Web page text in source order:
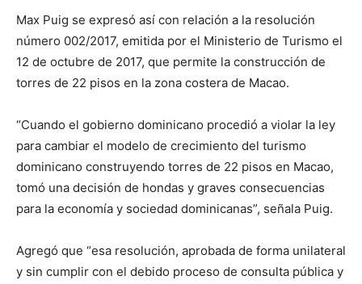
Max Puig se expresó así con relación a la resolución
número 002/2017, emitida por el Ministerio de Turismo el
12 de octubre de 2017, que permite la construcción de
torres de 22 pisos en la zona costera de Macao.
“Cuando el gobierno dominicano procedió a violar la ley
para cambiar el modelo de crecimiento del turismo
dominicano construyendo torres de 22 pisos en Macao,
tomó una decisión de hondas y graves consecuencias
para la economía y sociedad dominicanas”, señala Puig.
Agregó que “esa resolución, aprobada de forma unilateral
y sin cumplir con el debido proceso de consulta pública y